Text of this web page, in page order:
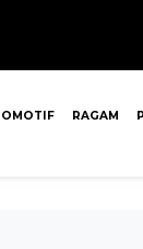
RAGAM